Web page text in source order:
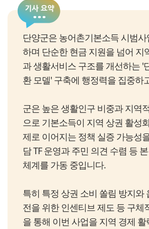
단양군은 농어촌기본소득 시범
하며 단순한 현금 지원을 넘어 지
과 생활서비스 구조를 개선하는 '
환 모델' 구축에 행정력을 집중하
군은 높은 생활인구 비중과 지역
으로 기본소득이 지역 상권 활성
제로 이어지는 정책 실증 가능성
담 TF 운영과 주민 의견 수렴 등
체계를 가동 중입니다.
특히 특정 상권 소비 쏠림 방지와
전을 위한 인센티브 제도 등 구체
을 통해 이번 사업을 지역 경제